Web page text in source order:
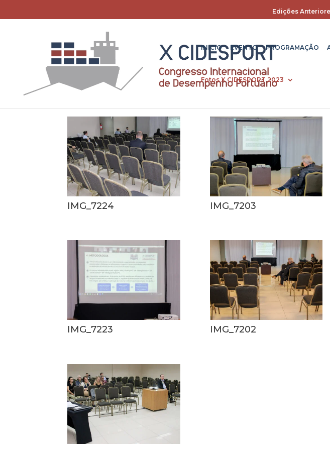
Edições
INICIO EVENTO PROGRAMAÇÃO
Fotos X CIDESPORT 2023
IMG_7224 IMG_7203
IMG_7223 IMG_7202